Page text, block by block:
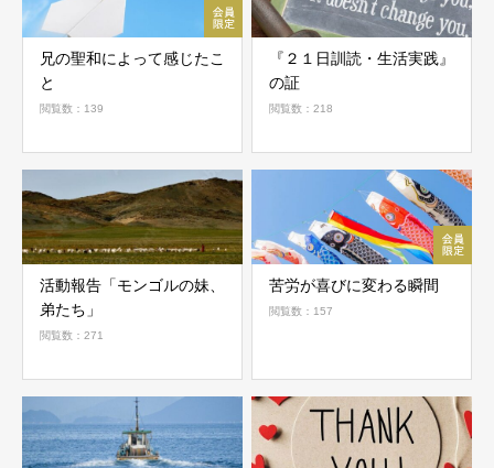
兄の聖和によって感じたこ
と
閲覧数：139
『２１日訓読・生活実践』
の証
閲覧数：218
活動報告「モンゴルの妹、
弟たち」
閲覧数：271
苦労が喜びに変わる瞬間
閲覧数：157